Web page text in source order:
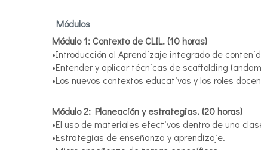
Módulos
Módulo 1: Contexto de CLIL. (10 horas)
•Introducción al Aprendizaje integrado de
•Entender y aplicar técnicas de scaffolding
•Los nuevos contextos educativos y los roles
Módulo 2: Planeación y estrategias. (20 horas)
•El uso de materiales efectivos dentro de una
•Estrategias de enseñanza y aprendizaje.